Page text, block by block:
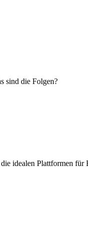
sind die Folgen?
idealen Plattformen